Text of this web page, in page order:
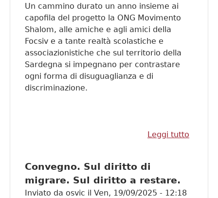
Un cammino durato un anno insieme ai
capofila del progetto la ONG Movimento
Shalom, alle amiche e agli amici della
Focsiv e a tante realtà scolastiche e
associazionistiche che sul territorio della
Sardegna si impegnano per contrastare
ogni forma di disuguaglianza e di
discriminazione.
Leggi tutto
Convegno. Sul diritto di
migrare. Sul diritto a restare.
Inviato da osvic il Ven, 19/09/2025 - 12:18